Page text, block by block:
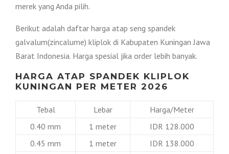
merek yang Anda pilih.
Berikut adalah daftar harga atap seng spandek
galvalum(zincalume) kliplok di Kabupaten Kuningan Jawa
Barat Indonesia. Harga spesial jika order lebih banyak.
HARGA ATAP SPANDEK KLIPLOK
KUNINGAN PER METER 2026
Tebal Lebar
Harga/Meter
0.40 mm
1 meter
IDR 128.000
0.45 mm
1 meter
IDR 138.000